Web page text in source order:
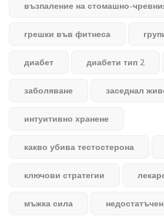
възпаление на стомашно-
грешки във фитнеса
диабет диабети тип 2
заболяване заседнал
интуитивно хранене
какво убива тестостерона
ключови стратегии
мъжка сила